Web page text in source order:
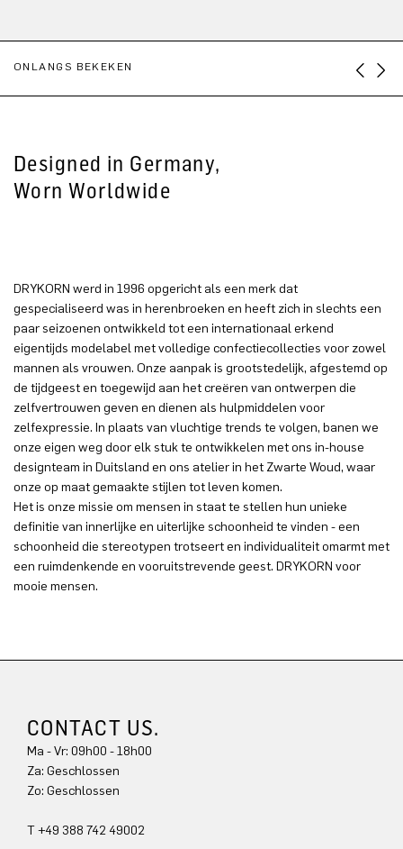
ONLANGS BEKEKEN
Designed in Germany,
Worn Worldwide
DRYKORN werd in 1996 opgericht als een merk dat
gespecialiseerd was in herenbroeken en heeft zich in slechts een
paar seizoenen ontwikkeld tot een internationaal erkend
eigentijds modelabel met volledige confectiecollecties voor zowel
mannen als vrouwen. Onze aanpak is grootstedelijk, afgestemd op
de tijdgeest en toegewijd aan het creëren van ontwerpen die
zelfvertrouwen geven en dienen als hulpmiddelen voor
zelfexpressie. In plaats van vluchtige trends te volgen, banen we
onze eigen weg door elk stuk te ontwikkelen met ons in-house
designteam in Duitsland en ons atelier in het Zwarte Woud, waar
onze op maat gemaakte stijlen tot leven komen.
Het is onze missie om mensen in staat te stellen hun unieke
definitie van innerlijke en uiterlijke schoonheid te vinden - een
schoonheid die stereotypen trotseert en individualiteit omarmt met
een ruimdenkende en vooruitstrevende geest. DRYKORN voor
mooie mensen.
CONTACT US.
Ma - Vr: 09h00 - 18h00
Za: Geschlossen
Zo: Geschlossen
T +49 388 742 49002